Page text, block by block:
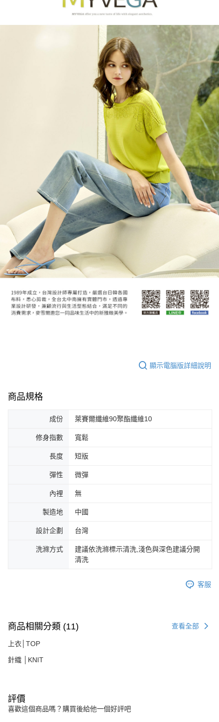
顯示電腦版詳細說明
商品規格
成份 萊賽爾纖維90聚酯纖維10
修身指數 寬鬆
長度 短版
彈性 微彈
內裡 無
製造地 中國
設計企劃 台灣
洗滌方式
建議依洗滌標示清洗,淺色與深色建議分開
清洗
客服
商品相關分類 (11) 查看全部
上衣│TOP
針織 │KNIT
評價
喜歡這個商品嗎？購買後給他一個好評吧